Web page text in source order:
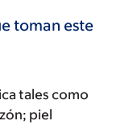
toman este
tales como
piel